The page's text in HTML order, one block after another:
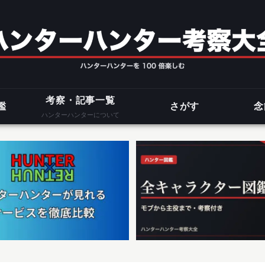
考察・記事一覧
ハンターハンターについて
さがす